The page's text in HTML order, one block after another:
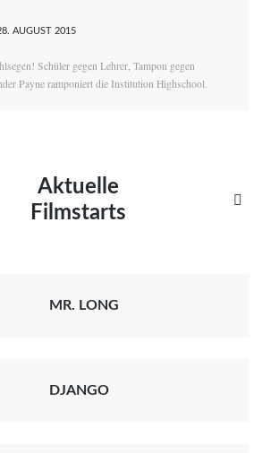
AUGUST 2015
Schüler gegen Lehrer, Tampon gegen
Payne ramponiert die Institution Highschool.
Aktuelle
Filmstarts

MR. LONG
DJANGO